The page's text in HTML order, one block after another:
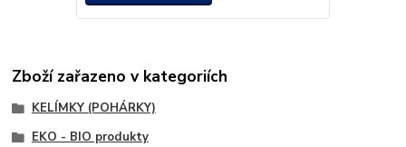
Zboží zařazeno v kategoriích
KELÍMKY (POHÁRKY)
EKO - BIO produkty